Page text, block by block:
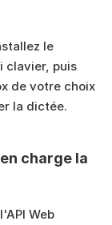
le
clavier, puis
de votre choix
la dictée.
charge la
Web